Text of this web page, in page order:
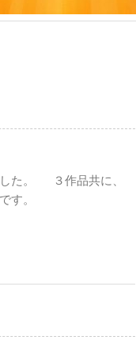
した。 ３作品共に、
す。